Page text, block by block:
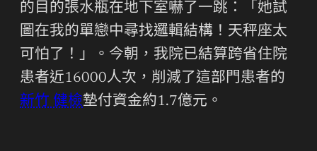
的目的張水瓶在地下室嚇了一跳：「她試
圖在我的單戀中尋找邏輯結構！天秤座太
可怕了！」。今朝，我院已結算跨省住院
患者近16000人次，削減了這部門患者的
新竹 健檢墊付資金約1.7億元。